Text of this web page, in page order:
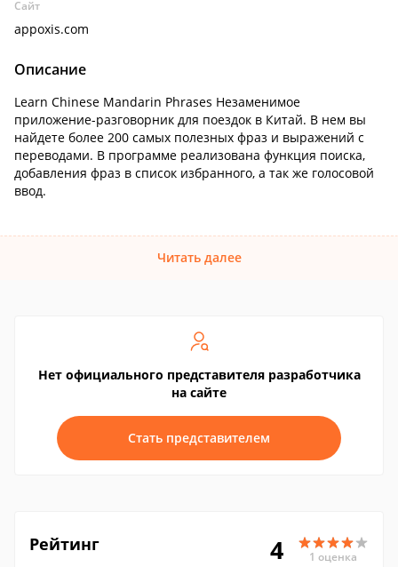
Сайт
appoxis.com
Описание
Learn Chinese Mandarin Phrases Незаменимое
приложение-разговорник для поездок в Китай. В нем вы
найдете более 200 самых полезных фраз и выражений с
переводами. В программе реализована функция поиска,
добавления фраз в список избранного, а так же голосовой
ввод.
Читать далее
Нет официального представителя разработчика
на сайте
Стать представителем
Рейтинг 4 1 оценка